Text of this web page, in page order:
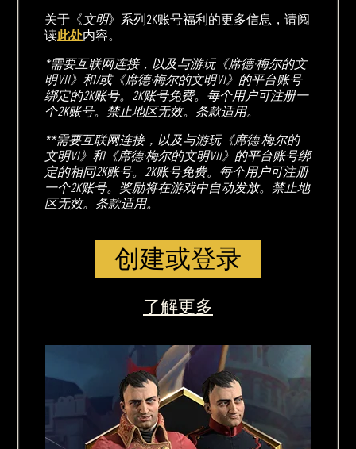
关于《文明》系列2K账号福利的更多信息，请阅
读此处内容。
*需要互联网连接，以及与游玩《席德·梅尔的文
明VII》和/或《席德·梅尔的文明VI》的平台账号
绑定的2K账号。2K账号免费。每个用户可注册一
个2K账号。禁止地区无效。条款适用。
**需要互联网连接，以及与游玩《席德·梅尔的
文明VI》和《席德·梅尔的文明VII》的平台账号绑
定的相同2K账号。2K账号免费。每个用户可注册
一个2K账号。奖励将在游戏中自动发放。禁止地
区无效。条款适用。
创建或登录
了解更多